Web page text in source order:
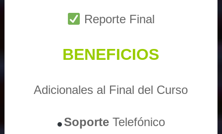
Reporte Final
BENEFICIOS
Adicionales al Final del Curso
Soporte Telefónico